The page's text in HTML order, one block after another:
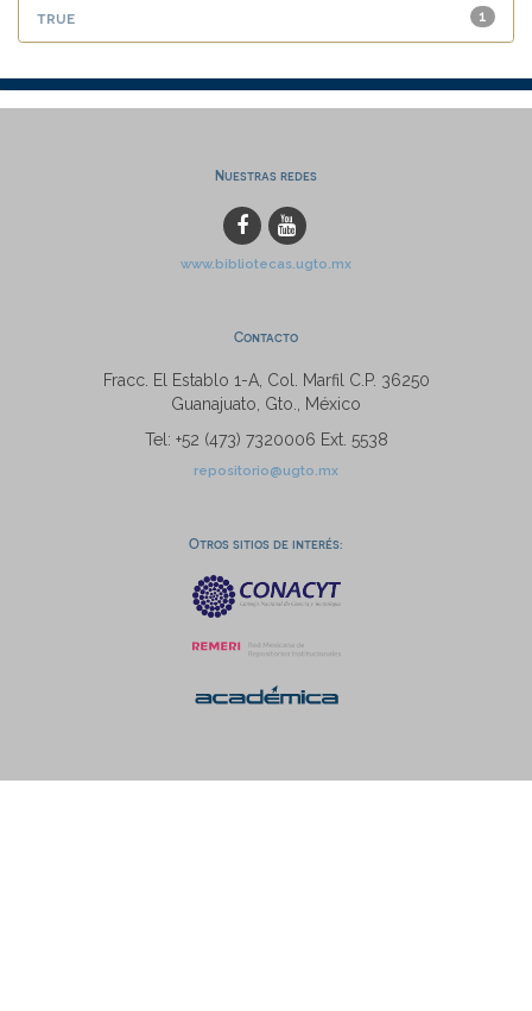
1
true
Nuestras redes
www.bibliotecas.ugto.mx
Contacto
Fracc. El Establo 1-A, Col. Marfil C.P. 36250
Guanajuato, Gto., México
Tel: +52 (473) 7320006 Ext. 5538
repositorio@ugto.mx
Otros sitios de interés: